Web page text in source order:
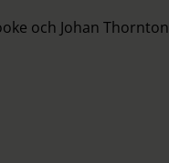
och Johan Thornton